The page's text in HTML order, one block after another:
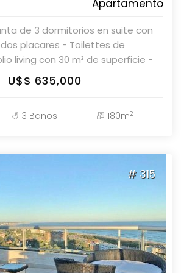
Apartamento
de 3 dormitorios en suite con
placares - Toilettes de
living con 30 m² de superficie -
diario - Dependencia de
con asador - Lavadero - Dos
planta baja está destinada a
U$S 635,000
3 Baños 180m2
# 315